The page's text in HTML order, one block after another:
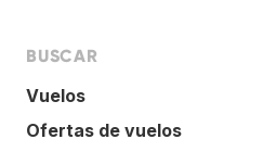
BUSCAR
Vuelos
Ofertas de vuelos